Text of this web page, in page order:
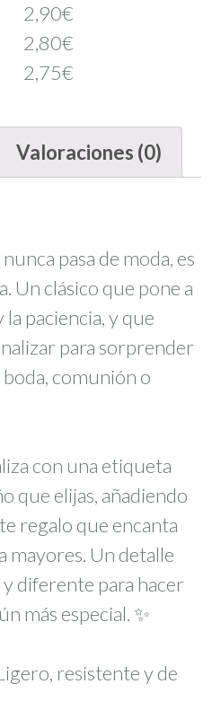
2,90€
2,80€
2,75€
Valoraciones (0)
pasa de moda, es
Un clásico que pone a
paciencia, y que
para sorprender
comunión o
con una etiqueta
que elijas, añadiendo
regalo que encanta
mayores. Un detalle
diferente para hacer
más especial. ✨
resistente y de